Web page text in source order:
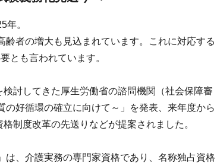
年。
者の増大も見込まれています。これに対応する
とも言われています。
討してきた厚生労働省の諮問機関（社会保障審
好循環の確立に向けて～」を発表、来年度から
制度改革の先送りなどが提案されました。
、介護実務の専門家資格であり、名称独占資格